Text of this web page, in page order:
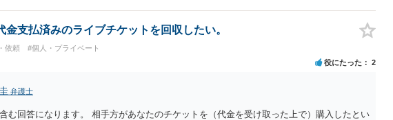
が当該代理人弁護士に事前連絡し、引き続き訴訟も受任するかを聞いたうえで、受任の意
ったところで、直接被告に送達するのではなく、代理人に訴状の受領を促すこともありま
代理人弁護士に委任するかも疑わしいのですが）も住所は明らかにしないでしょう。 何か
実（振込先などの情報）から、相手の住所等の情報を割り出していくしかないように思えま
考まで。
金支払済みのライブチケットを回収したい。
依頼 #個人・プライベート
役にたった 2
弁護士
む回答になります。 相手方があなたのチケットを（代金を受け取った上で）購入したとい